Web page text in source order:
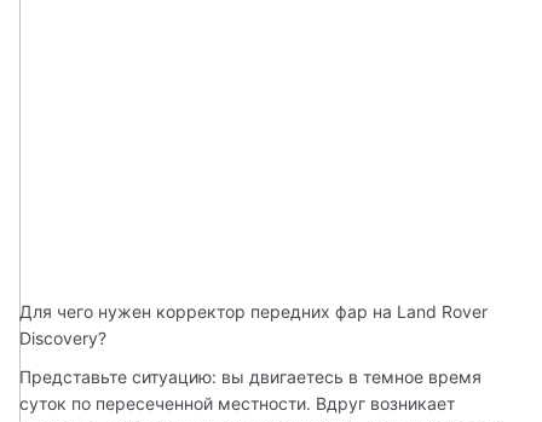
Для чего нужен корректор передних фар на Land Rover
Discovery?
Представьте ситуацию: вы двигаетесь в темное время
суток по пересеченной местности. Вдруг возникает